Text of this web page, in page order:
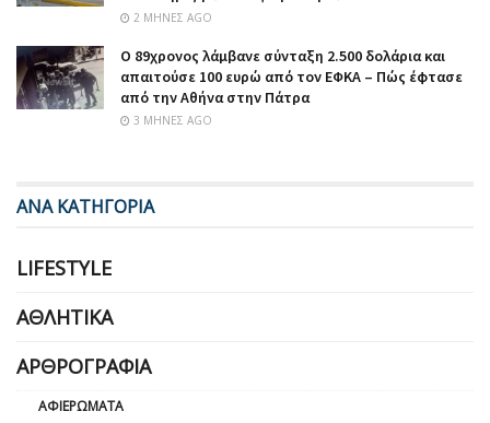
2 ΜΉΝΕΣ AGO
Ο 89χρονος λάμβανε σύνταξη 2.500 δολάρια και
απαιτούσε 100 ευρώ από τον ΕΦΚΑ – Πώς έφτασε
από την Αθήνα στην Πάτρα
3 ΜΉΝΕΣ AGO
ΑΝΑ ΚΑΤΗΓΟΡΙΑ
LIFESTYLE
ΑΘΛΗΤΙΚΆ
ΑΡΘΡΟΓΡΑΦΊΑ
ΑΦΙΕΡΏΜΑΤΑ